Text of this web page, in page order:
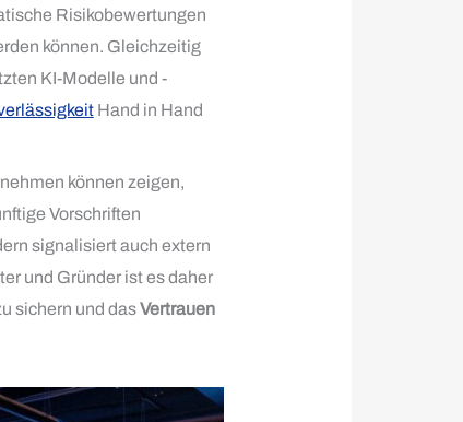
Risikobewertungen
können. Gleichzeitig
KI-Modelle und -
Hand in Hand
können zeigen,
Vorschriften
signalisiert auch extern
und Gründer ist es daher
sichern und dasVertrauen